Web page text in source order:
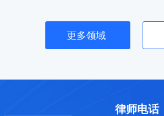
更多领域
律师电话